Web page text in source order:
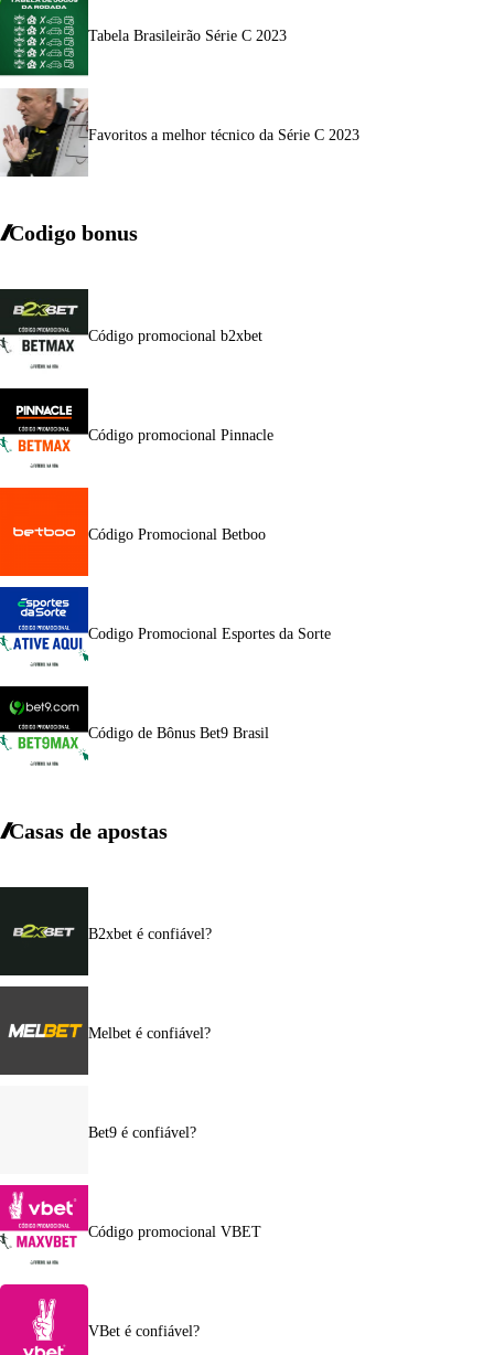
Tabela Brasileirão Série C 2023
Favoritos a melhor técnico da Série C 2023
Codigo bonus
Código promocional b2xbet
Código promocional Pinnacle
Código Promocional Betboo
Codigo Promocional Esportes da Sorte
Código de Bônus Bet9 Brasil
Casas de apostas
B2xbet é confiável?
Melbet é confiável?
Bet9 é confiável?
Código promocional VBET
VBet é confiável?